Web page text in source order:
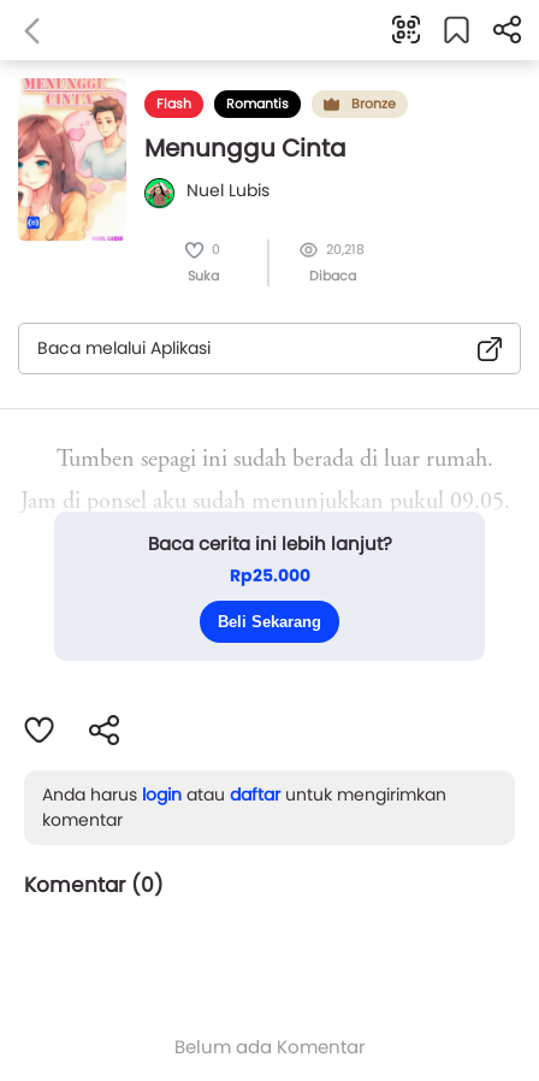
Flash Romantis Bronze
Menunggu Cinta
Nuel Lubis
0
Suka
20,218
Dibaca
Baca melalui Aplikasi
Tumben sepagi ini sudah berada di luar rumah.
Jam di ponsel aku sudah menunjukkan pukul 09.05.
Namun aku sudah berada di radius lebih dari dua
kilometer dari rumah yang ada di Tangerang.
Aku tertawa terbahak-bahak. Lebih ke tertaw...
Baca cerita ini lebih lanjut?
Rp25.000
Beli Sekarang
Anda harus login atau daftaruntuk mengirimkan
komentar
Komentar (0)
Belum ada Komentar